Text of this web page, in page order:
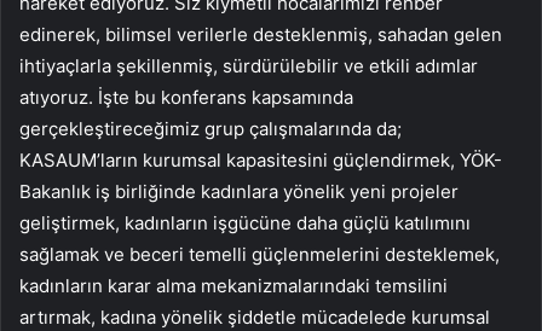
edinerek, bilimsel verilerle desteklenmiş, sahadan gelen
ihtiyaçlarla şekillenmiş, sürdürülebilir ve etkili adımlar
atıyoruz. İşte bu konferans kapsamında
gerçekleştireceğimiz grup çalışmalarında da;
KASAUM’ların kurumsal kapasitesini güçlendirmek, YÖK-
Bakanlık iş birliğinde kadınlara yönelik yeni projeler
geliştirmek, kadınların işgücüne daha güçlü katılımını
sağlamak ve beceri temelli güçlenmelerini desteklemek,
kadınların karar alma mekanizmalarındaki temsilini
artırmak, kadına yönelik şiddetle mücadelede kurumsal